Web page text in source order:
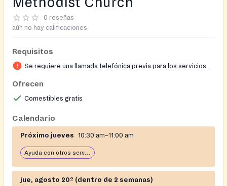
0 reseñas
aún no hay calificaciones
Requisitos
Se requiere una llamada telefónica previa para los servicios.
Ofrecen
Comestibles gratis
Calendario
Próximo jueves 10:30 am–11:00 am
Ayuda con otros servicios sociales
jue, agosto 20º (dentro de 2 semanas)